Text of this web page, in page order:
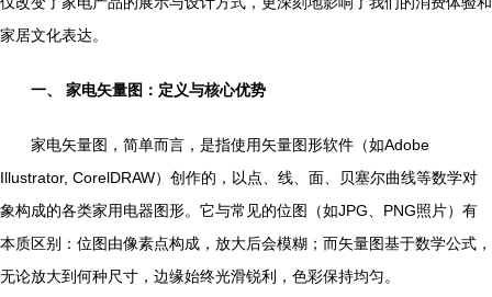
家居文化表达。
一、 家电矢量图：定义与核心优势
家电矢量图，简单而言，是指使用矢量图形软件（如Adobe
Illustrator, CorelDRAW）创作的，以点、线、面、贝塞尔曲线等数学对
象构成的各类家用电器图形。它与常见的位图（如JPG、PNG照片）有
本质区别：位图由像素点构成，放大后会模糊；而矢量图基于数学公式，
无论放大到何种尺寸，边缘始终光滑锐利，色彩保持均匀。